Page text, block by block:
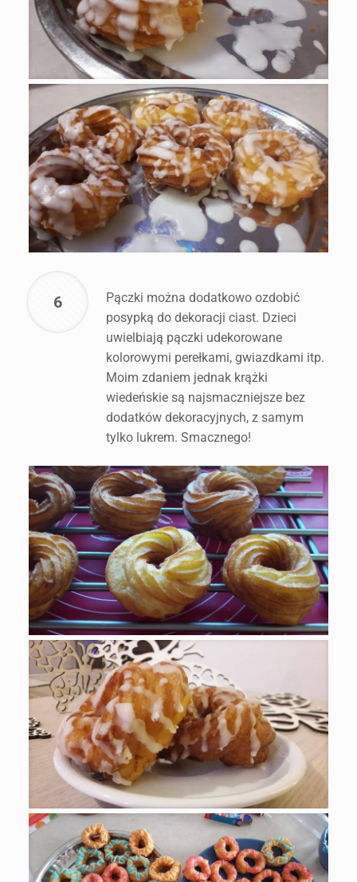
6
Pączki można dodatkowo ozdobić
posypką do dekoracji ciast. Dzieci
uwielbiają pączki udekorowane
kolorowymi perełkami, gwiazdkami itp.
Moim zdaniem jednak krążki
wiedeńskie są najsmaczniejsze bez
dodatków dekoracyjnych, z samym
tylko lukrem. Smacznego!